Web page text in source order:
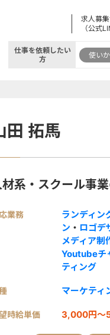
求人募
（公式
仕事を依頼したい
方
使い
田 拓馬
系・スクール事
業務 ランディン
ン ・ ロゴデ
メディア制
Youtubeチ
ティング
マーケティ
時給単価 3,000円～